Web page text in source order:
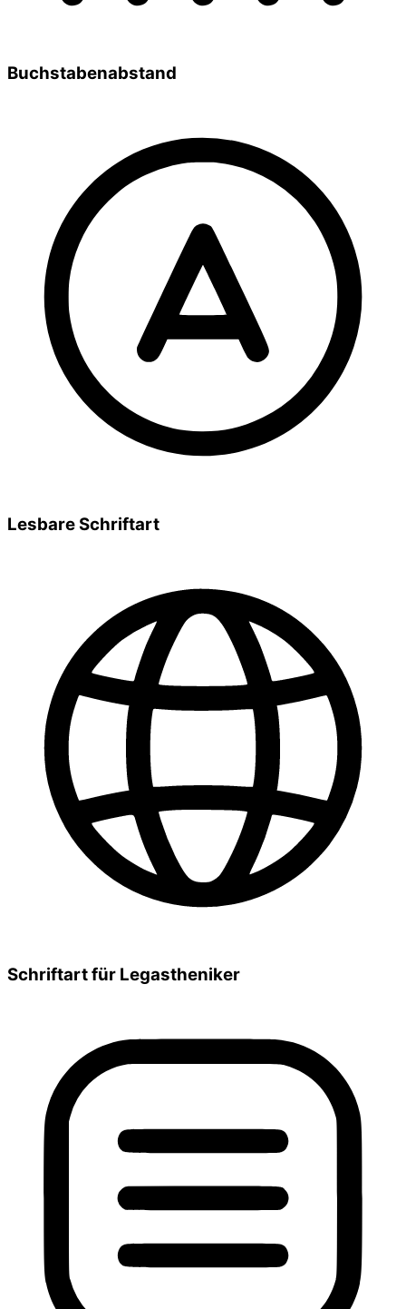
Buchstabenabstand
Lesbare Schriftart
Schriftart für Legastheniker